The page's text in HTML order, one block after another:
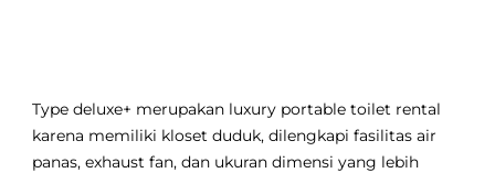
Type deluxe+ merupakan luxury portable toilet rental
karena memiliki kloset duduk, dilengkapi fasilitas air
panas, exhaust fan, dan ukuran dimensi yang lebih